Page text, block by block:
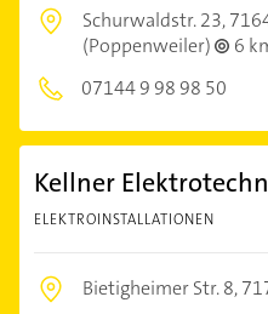
Schurwaldstr. 23,
(Poppenweiler)
6
07144 9 98 98 50
Kellner
ELEKTROINSTALLATIONEN
Bietigheimer Str. 8,